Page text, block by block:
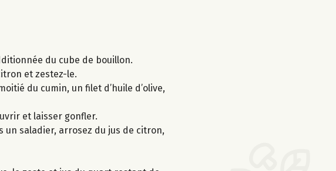
du cube de bouillon.
et zestez-le.
du cumin, un filet d’huile d’olive,
et laisser gonfler.
un saladier, arrosez du jus de citron,